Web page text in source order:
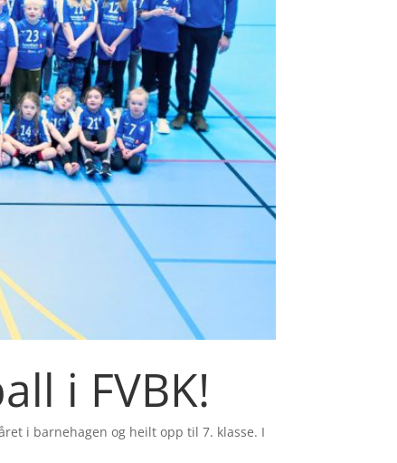
i FVBK!
i barnehagen og heilt opp til 7. klasse. I